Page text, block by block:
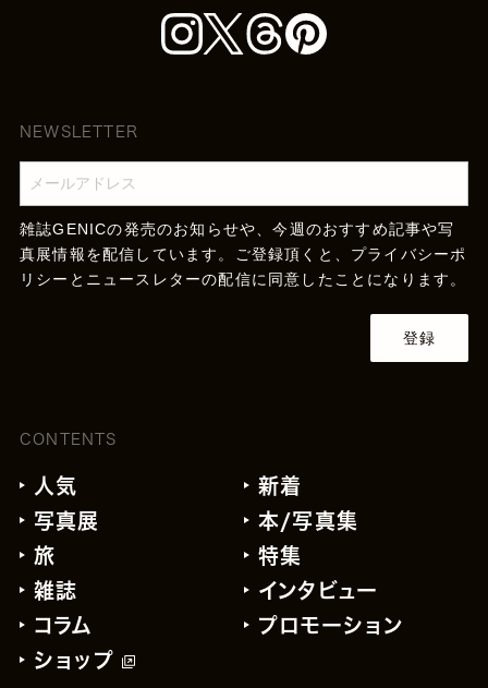
NEWSLETTER
雑誌GENICの発売のお知らせや、今週のおすすめ記事や写
真展情報を配信しています。ご登録頂くと、 プライバシーポ
リシー とニュースレターの配信に同意したことになります。
登録
CONTENTS
人気
新着
写真展
本/写真集
旅
特集
雑誌
インタビュー
コラム
プロモーション
ショップ